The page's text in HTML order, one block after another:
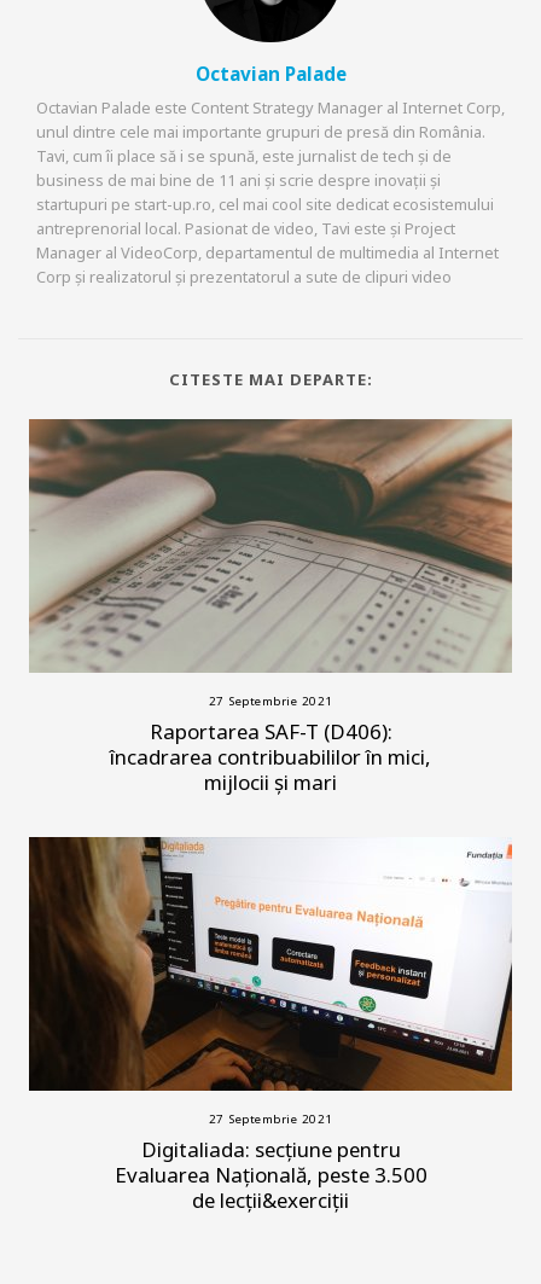
Octavian Palade
Octavian Palade este Content Strategy Manager al Internet Corp,
unul dintre cele mai importante grupuri de presă din România.
Tavi, cum îi place să i se spună, este jurnalist de tech și de
business de mai bine de 11 ani și scrie despre inovații și
startupuri pe start-up.ro, cel mai cool site dedicat ecosistemului
antreprenorial local. Pasionat de video, Tavi este și Project
Manager al VideoCorp, departamentul de multimedia al Internet
Corp și realizatorul și prezentatorul a sute de clipuri video
CITESTE MAI DEPARTE:
27 Septembrie 2021
Raportarea SAF-T (D406):
încadrarea contribuabililor în mici,
mijlocii și mari
27 Septembrie 2021
Digitaliada: secțiune pentru
Evaluarea Națională, peste 3.500
de lecții&exerciții